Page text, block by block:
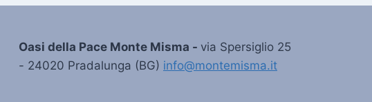
Oasi della Pace Monte Misma - via Spersiglio 25
- 24020 Pradalunga (BG) info@montemisma.it